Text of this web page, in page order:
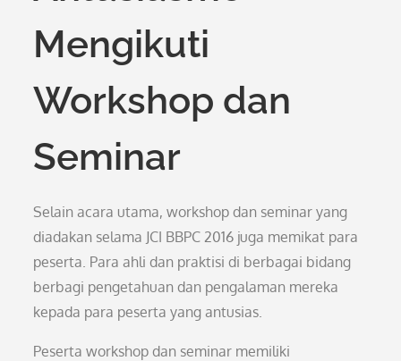
Mengikuti
Workshop dan
Seminar
Selain acara utama, workshop dan seminar yang
diadakan selama JCI BBPC 2016 juga memikat para
peserta. Para ahli dan praktisi di berbagai bidang
berbagi pengetahuan dan pengalaman mereka
kepada para peserta yang antusias.
Peserta workshop dan seminar memiliki